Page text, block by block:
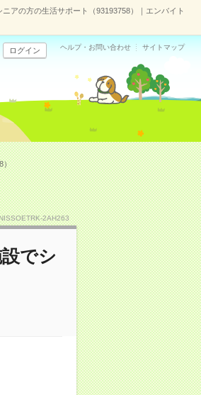
アの方の生活サポート（93193758）｜エンバイト
ログイン ヘルプ・お問い合わせ サイトマップ
）
2AH263
でシ